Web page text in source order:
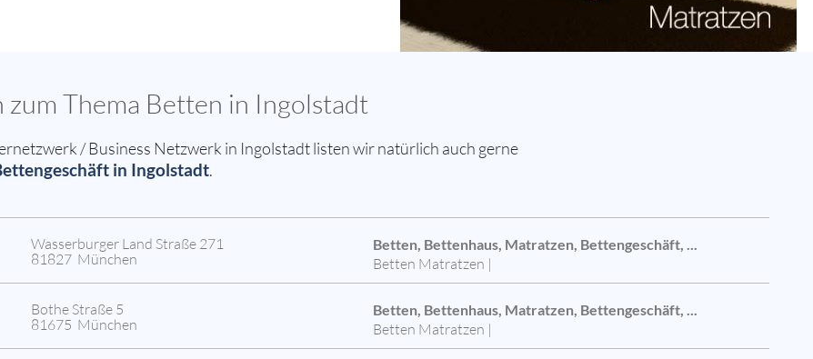
Thema Betten in Ingolstadt
/ Business Netzwerk in Ingolstadt listen wir natürlich auch gerne
in Ingolstadt.
Wasserburger Land Straße 271
81827 München
Betten, Bettenhaus, Matratzen, Bettengeschäft, ...
Betten Matratzen |
Bothe Straße 5
81675 München
Betten, Bettenhaus, Matratzen, Bettengeschäft, ...
Betten Matratzen |